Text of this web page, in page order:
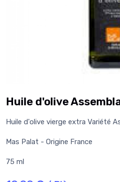
Huile d'olive
Huile d'olive vierge extra Variété
Mas Palat - Origine France
75 ml